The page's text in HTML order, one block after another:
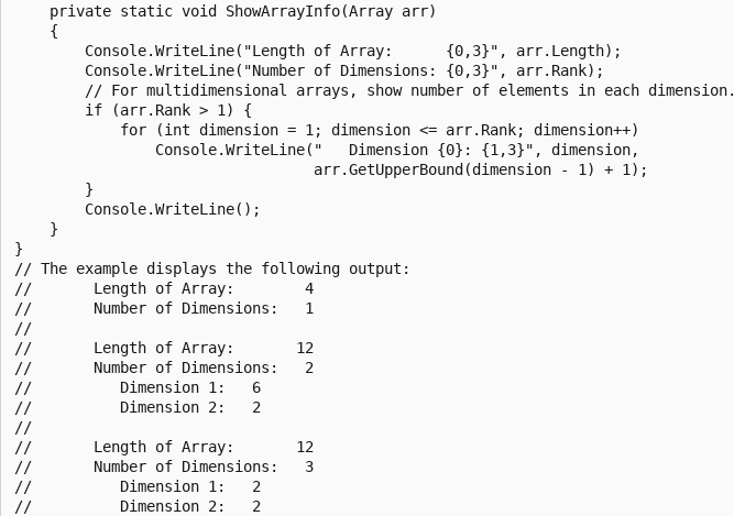
    private static void ShowArrayInfo(Array arr)
    {
        Console.WriteLine("Length of Array:      {0,3}", arr.Length);
        Console.WriteLine("Number of Dimensions: {0,3}", arr.Rank);
        // For multidimensional arrays, show number of elements in each dimension.
        if (arr.Rank > 1) {
            for (int dimension = 1; dimension <= arr.Rank; dimension++)
                Console.WriteLine("   Dimension {0}: {1,3}", dimension,
                                  arr.GetUpperBound(dimension - 1) + 1);
        }
        Console.WriteLine();
    }
}
// The example displays the following output:
//       Length of Array:        4
//       Number of Dimensions:   1
//
//       Length of Array:       12
//       Number of Dimensions:   2
//          Dimension 1:   6
//          Dimension 2:   2
//
//       Length of Array:       12
//       Number of Dimensions:   3
//          Dimension 1:   2
//          Dimension 2:   2